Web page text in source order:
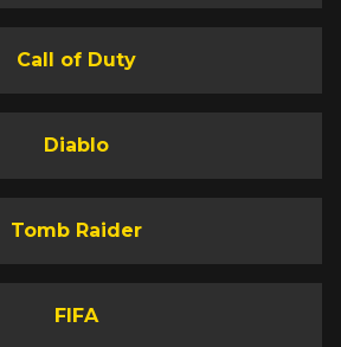
Call of Duty
Diablo
Tomb Raider
FIFA